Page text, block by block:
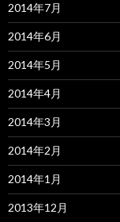
2014年7月
2014年6月
2014年5月
2014年4月
2014年3月
2014年2月
2014年1月
2013年12月